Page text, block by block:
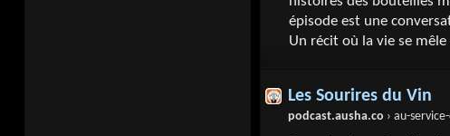
épisode est une
Un récit où la vie se mêle
Les Sourires du Vin
podcast.ausha.co › au-service-